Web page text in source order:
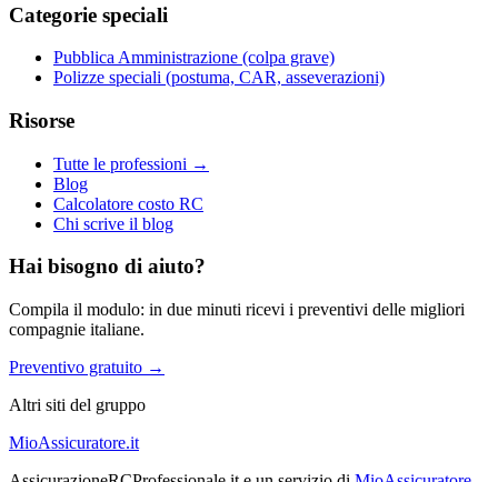
Categorie speciali
Pubblica Amministrazione (colpa grave)
Polizze speciali (postuma, CAR, asseverazioni)
Risorse
Tutte le professioni →
Blog
Calcolatore costo RC
Chi scrive il blog
Hai bisogno di aiuto?
Compila il modulo: in due minuti ricevi i preventivi delle migliori
compagnie italiane.
Preventivo gratuito →
Altri siti del gruppo
MioAssicuratore.it